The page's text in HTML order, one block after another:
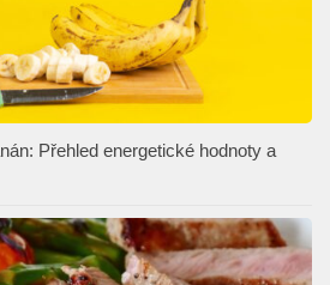
Přehled energetické hodnoty a